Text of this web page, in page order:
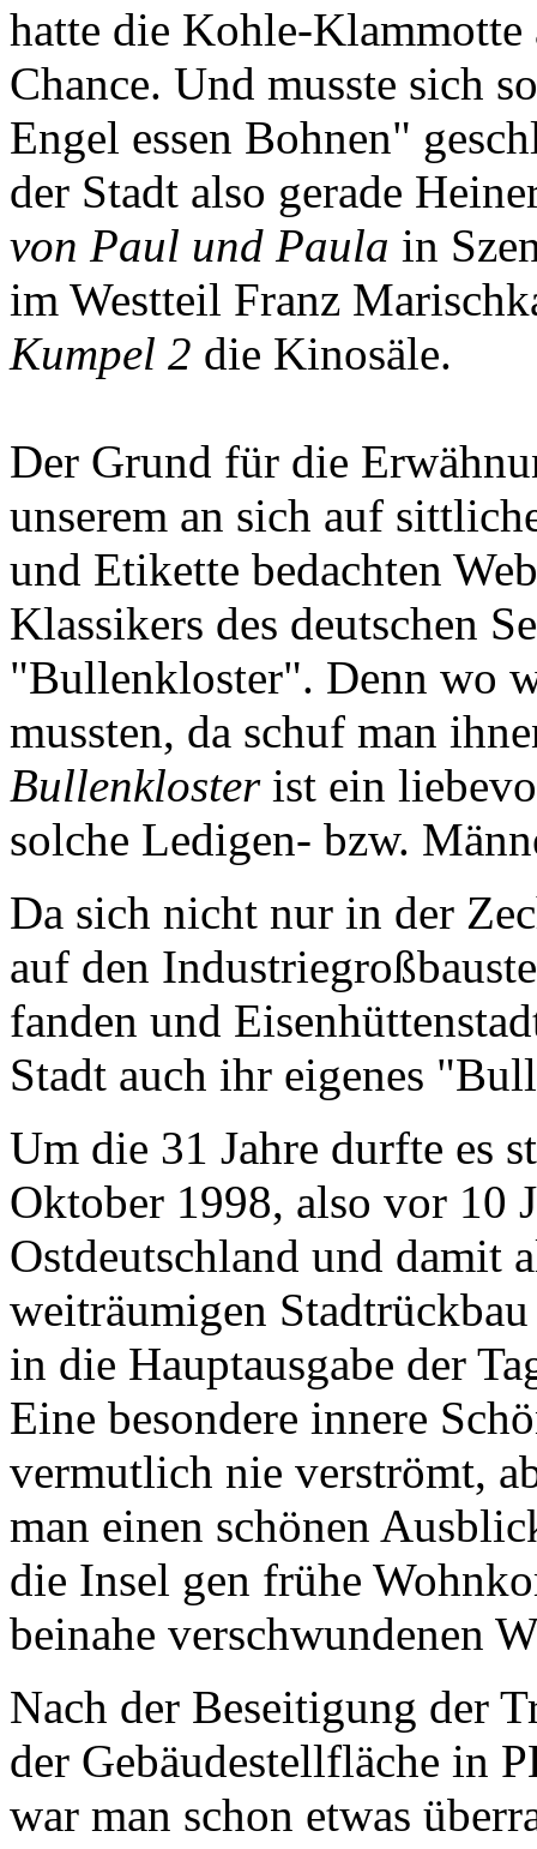
hatte die Kohle-
Chance. Und musste sich
Engel essen Bohnen"
der Stadt also gerade
von Paul und Paula in
im Westteil Franz
Kumpel 2 die Kinosäle.
Der Grund für die
unserem an sich auf
und Etikette bedachten
Klassikers des deutschen
"Bullenkloster". Denn wo
mussten, da schuf man
Bullenklosterist ein
solche Ledigen- bzw.
Da sich nicht nur in der
auf den
fanden und
Stadt auch ihr eigenes
Um die 31 Jahre durfte es
Oktober 1998, also vor 10
Ostdeutschland und damit
weiträumigen
in die Hauptausgabe der
Eine besondere innere
vermutlich nie verströmt,
man einen schönen
die Insel gen frühe
beinahe verschwundenen
Nach der Beseitigung der
der Gebäudestellfläche in
war man schon etwas